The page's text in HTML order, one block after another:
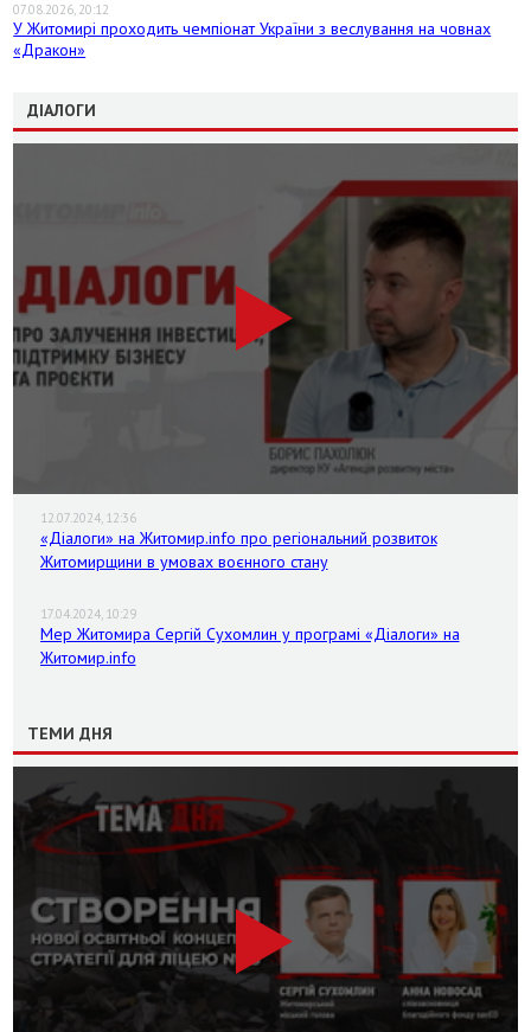
07.08.2026, 20:12
У Житомирі проходить чемпіонат України з веслування на човнах
«Дракон»
ДІАЛОГИ
12.07.2024, 12:36
«Діалоги» на Житомир.info про регіональний розвиток
Житомирщини в умовах воєнного стану
17.04.2024, 10:29
Мер Житомира Сергій Сухомлин у програмі «Діалоги» на
Житомир.info
ТЕМИ ДНЯ